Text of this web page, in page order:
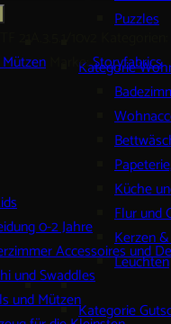
Puzzles
Kategorie
Küche
Flur und
Kerzen
Leuchten
Kategorie
Marke:Storyfabrics
0-2 Jahre
Accessoires und
und Swaddles
und Mützen